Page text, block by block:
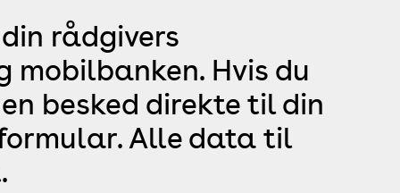
rådgivers
Hvis du
besked direkte til din
Alle data til